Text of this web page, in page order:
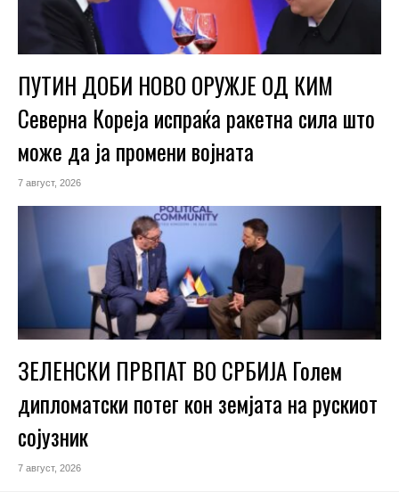
ПУТИН ДОБИ НОВО ОРУЖЈЕ ОД КИМ
Северна Кореја испраќа ракетна сила што
може да ја промени војната
7 август, 2026
ЗЕЛЕНСКИ ПРВПАТ ВО СРБИЈА Голем
дипломатски потег кон земјата на рускиот
сојузник
7 август, 2026